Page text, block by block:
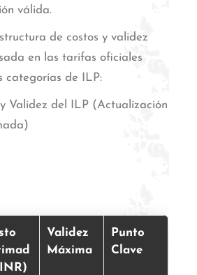
válida.
de costos y validez
en las tarifas oficiales
categorías de ILP:
Validez del ILP (Actualización
Validez
Máxima
Punto
Clave